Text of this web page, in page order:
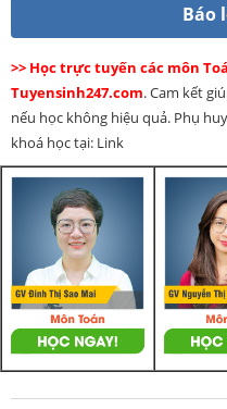
Báo
>> Học trực tuyến các môn
Tuyensinh247.com. Cam kết
nếu học không hiệu quả. Phụ
khoá học tại: Link